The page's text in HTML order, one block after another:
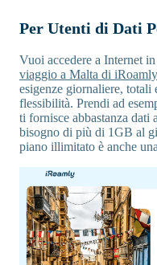
Per Utenti di Dati
Vuoi accedere a Internet
viaggio a Malta di iRoamly
esigenze giornaliere,
flessibilità. Prendi ad
ti fornisce abbastanza dati
bisogno di più di 1GB al
piano illimitato è anche